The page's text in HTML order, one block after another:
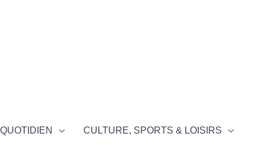
CULTURE, SPORTS & LOISIRS